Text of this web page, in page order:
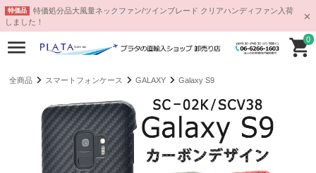
特価品
特価処分品大風量ネックファン/ツインブレード クリアハンディファン入荷
しました！
0
全商品 スマートフォンケース GALAXY Galaxy S9